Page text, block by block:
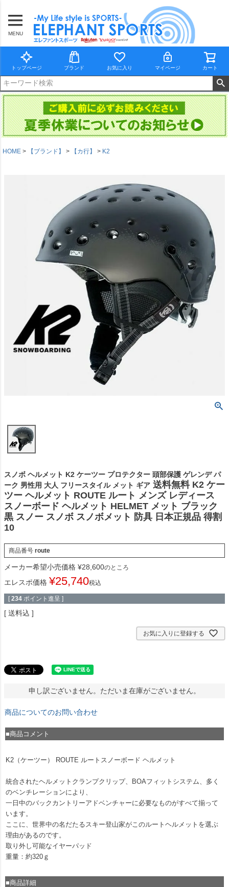
MENU
トップページ ブランド お気に入り マイページ カート
HOME 【ブランド】 【カ行】 K2
スノボ ヘルメット K2 ケーツー プロテクター 頭部保護 ゲレンデ パ
ーク 男性用 大人 フリースタイル メット ギア 送料無料 K2 ケー
ツー ヘルメット ROUTE ルート メンズ レディース
スノーボード ヘルメット HELMET メット ブラック
黒 スノー スノボ スノボメット 防具 日本正規品 得割
10
商品番号 route
メーカー希望小売価格 ¥28,600のところ
エレスポ価格 ¥25,740税込
[ 234 ポイント進呈 ]
送料込
お気に入りに登録する
申し訳ございません。ただいま在庫がございません。
商品についてのお問い合わせ
■商品コメント
K2（ケーツー） ROUTE ルートスノーボード ヘルメット
統合されたヘルメットクランプクリップ、BOAフィットシステム、多く
のベンチレーションにより、
一日中のバックカントリーアドベンチャーに必要なものがすべて揃って
います。
ここに、世界中の名だたるスキー登山家がこのルートヘルメットを選ぶ
理由があるのです。
取り外し可能なイヤーパッド
重量：約320ｇ
■商品詳細